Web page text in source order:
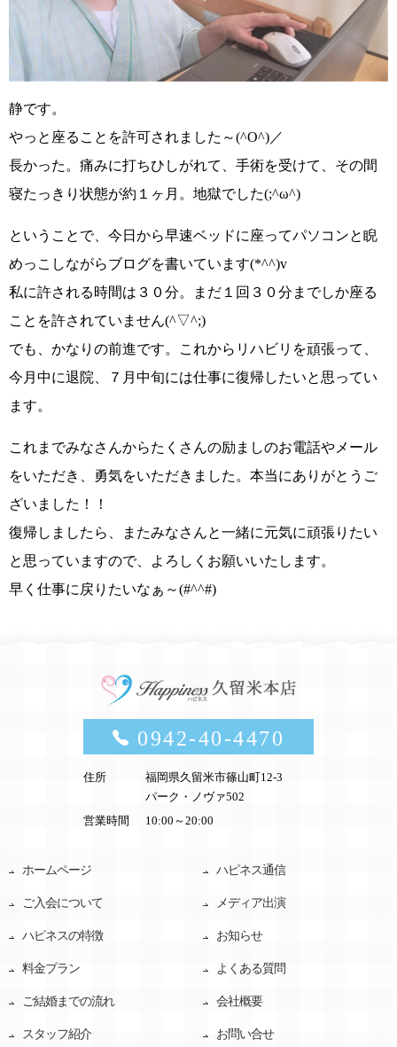
静です。
やっと座ることを許可されました～(^O^)／
長かった。痛みに打ちひしがれて、手術を受けて、その間
寝たっきり状態が約１ヶ月。地獄でした(;^ω^)
ということで、今日から早速ベッドに座ってパソコンと睨
めっこしながらブログを書いています(*^^)v
私に許される時間は３０分。まだ１回３０分までしか座る
ことを許されていません(^▽^;)
でも、かなりの前進です。これからリハビリを頑張って、
今月中に退院、７月中旬には仕事に復帰したいと思ってい
ます。
これまでみなさんからたくさんの励ましのお電話やメール
をいただき、勇気をいただきました。本当にありがとうご
ざいました！！
復帰しましたら、またみなさんと一緒に元気に頑張りたい
と思っていますので、よろしくお願いいたします。
早く仕事に戻りたいなぁ～(#^^#)
0942-40-4470
住所
福岡県久留米市篠山町12-3
パーク・ノヴァ502
営業時間
10:00～20:00
ホームページ
ご入会について
ハピネスの特徴
料金プラン
ご結婚までの流れ
スタッフ紹介
ハピネス通信
メディア出演
お知らせ
よくある質問
会社概要
お問い合せ